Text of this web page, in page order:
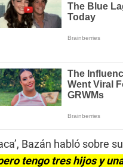
Bazán habló sobre
tengo tres hijos y